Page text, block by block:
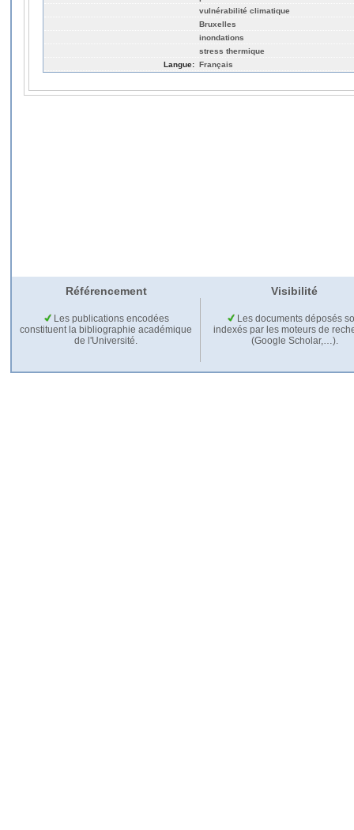
vulnérabilité climatique
Bruxelles
inondations
stress thermique
Langue: Français
Référencement Visibilité
Les publications encodées
constituent la bibliographie académique
de l'Université.
Les documents déposés
indexés par les moteurs de
(Google Scholar,…).